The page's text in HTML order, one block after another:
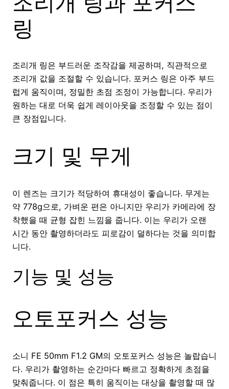
링
조리개 링은 부드러운 조작감을 제공하며, 직관적으로
조리개 값을 조절할 수 있습니다. 포커스 링은 아주 부드
럽게 움직이며, 정밀한 초점 조정이 가능합니다. 우리가
원하는 대로 더욱 쉽게 레이아웃을 조정할 수 있는 점이
큰 장점입니다.
크기 및 무게
이 렌즈는 크기가 적당하여 휴대성이 좋습니다. 무게는
약 778g으로, 가벼운 편은 아니지만 우리가 카메라에 장
착했을 때 균형 잡힌 느낌을 줍니다. 이는 우리가 오랜
시간 동안 촬영하더라도 피로감이 덜하다는 것을 의미합
니다.
기능 및 성능
오토포커스 성능
소니 FE 50mm F1.2 GM의 오토포커스 성능은 놀랍습니
다. 우리가 촬영하는 순간마다 빠르고 정확하게 초점을
맞춰줍니다. 이 점은 특히 움직이는 대상을 촬영할 때 많